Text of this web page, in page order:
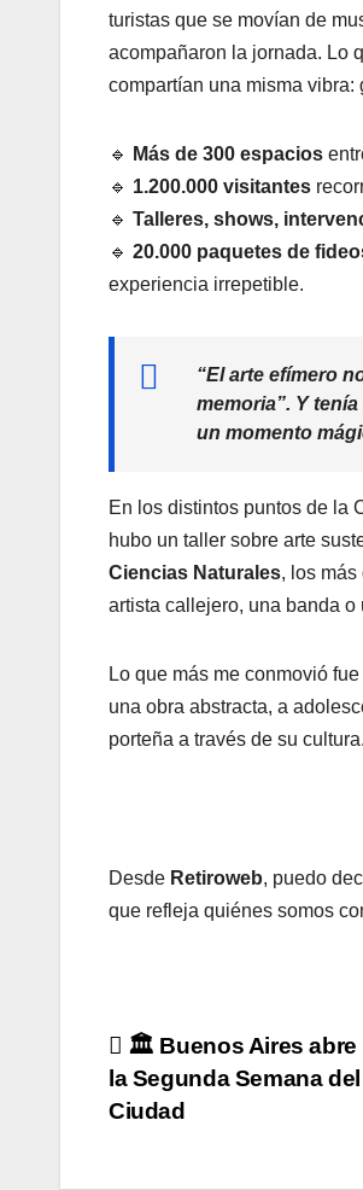
turistas que se movían de
acompañaron la jornada. Lo
compartían una misma vibra:
🔹 Más de 300 espacios
🔹 1.200.000 visitantes
🔹 Talleres, shows,
🔹 20.000 paquetes de
experiencia irrepetible.
“El arte efímero
memoria”. Y
un momento
En los distintos puntos de la
hubo un taller sobre arte
Ciencias Naturales, los
artista callejero, una banda o
Lo que más me conmovió
una obra abstracta, a
porteña a través de su
Desde Retiroweb, puedo
que refleja quiénes somos
Navegación
de
🏛️ Buenos Aires abre
la Segunda Semana
Ciudad